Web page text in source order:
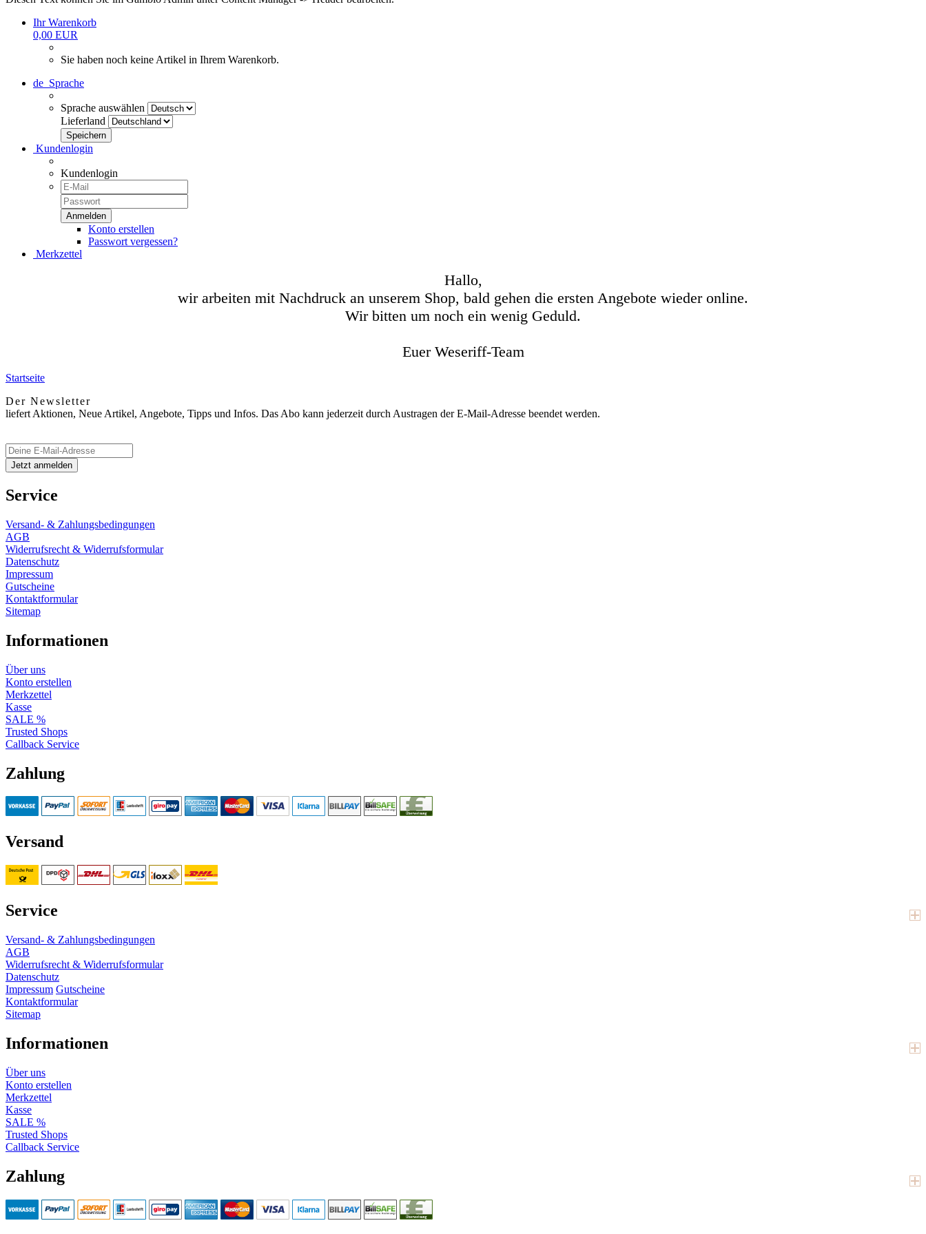
Ihr Warenkorb
0,00 EUR
Sie haben noch keine Artikel in Ihrem Warenkorb.
de Sprache
Sprache auswählen
Lieferland
Kundenlogin
Kundenlogin
Konto erstellen
Passwort vergessen?
Merkzettel
Hallo,
wir arbeiten mit Nachdruck an unserem Shop, bald gehen die ersten Angebote wieder online.
Wir bitten um noch ein wenig Geduld.
Euer Weseriff-Team
Startseite
Der Newsletter
liefert Aktionen, Neue Artikel, Angebote, Tipps und Infos. Das Abo kann jederzeit durch Austragen der E-Mail-Adresse beendet werden.
Service
Versand- & Zahlungsbedingungen
AGB
Widerrufsrecht & Widerrufsformular
Datenschutz
Impressum
Gutscheine
Kontaktformular
Sitemap
Informationen
Über uns
Konto erstellen
Merkzettel
Kasse
SALE %
Trusted Shops
Callback Service
Zahlung
Versand
Service
Versand- & Zahlungsbedingungen
AGB
Widerrufsrecht & Widerrufsformular
Datenschutz
Impressum Gutscheine
Kontaktformular
Sitemap
Informationen
Über uns
Konto erstellen
Merkzettel
Kasse
SALE %
Trusted Shops
Callback Service
Zahlung